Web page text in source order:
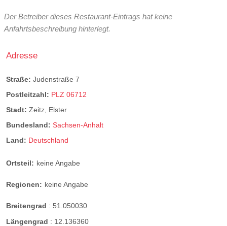
Der Betreiber dieses Restaurant-Eintrags hat keine
Anfahrtsbeschreibung hinterlegt.
Adresse
Straße: Judenstraße 7
Postleitzahl: PLZ 06712
Stadt: Zeitz, Elster
Bundesland: Sachsen-Anhalt
Land: Deutschland
Ortsteil: keine Angabe
Regionen: keine Angabe
Breitengrad : 51.050030
Längengrad : 12.136360